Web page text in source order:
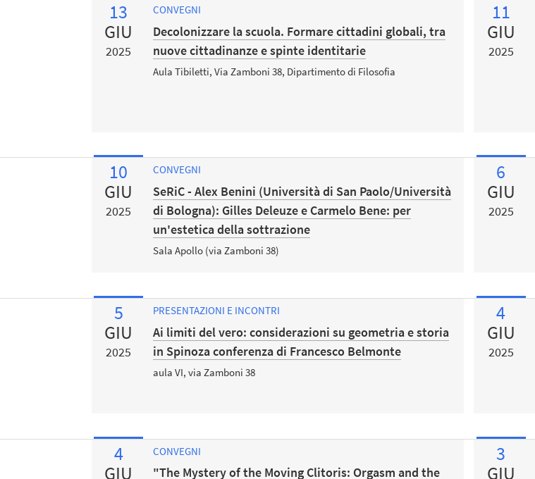
13
GIU
2025
CONVEGNI
Decolonizzare la scuola. Formare cittadini globali, tra
nuove cittadinanze e spinte identitarie
Aula Tibiletti, Via Zamboni 38, Dipartimento di Filosofia
11
GIU
2025
10
GIU
2025
CONVEGNI
SeRiC - Alex Benini (Università di San Paolo/Università
di Bologna): Gilles Deleuze e Carmelo Bene: per
un'estetica della sottrazione
Sala Apollo (via Zamboni 38)
6
GIU
2025
5
GIU
2025
PRESENTAZIONI E INCONTRI
Ai limiti del vero: considerazioni su geometria e storia
in Spinoza conferenza di Francesco Belmonte
aula VI, via Zamboni 38
4
GIU
2025
4
GIU
CONVEGNI
"The Mystery of the Moving Clitoris: Orgasm and the
3
GIU